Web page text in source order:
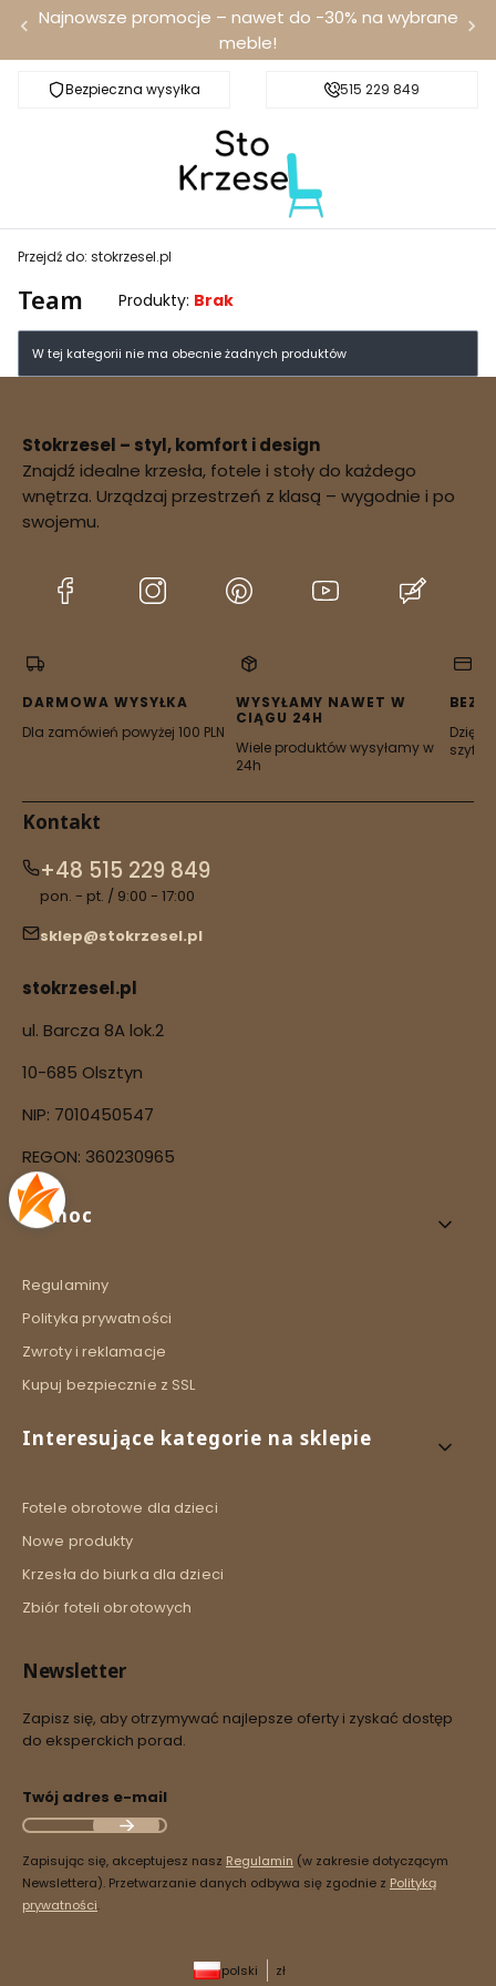
Najnowsze promocje – nawet do -30% na wybrane
meble!
Bezpieczna wysyłka Darmowa dostawa od 100 zł
515 229 849
Przejdź do: stokrzesel.pl
Team Produkty: Brak
W tej kategorii nie ma obecnie żadnych produktów
Stokrzesel – styl, komfort i design
Znajdź idealne krzesła, fotele i stoły do każdego
wnętrza. Urządzaj przestrzeń z klasą – wygodnie i po
swojemu.
(Otwiera (Otwiera (Otwiera
nowej
(Otwiera
nowej
DARMOWA WYSYŁKA
Dla zamówień powyżej 100 PLN
WYSYŁAMY NAWET W
CIĄGU 24H
Wiele produktów wysyłamy w
24h
Dzięki
Kontakt
+48 515 229 849
pon. - pt. / 9:00 - 17:00
sklep@stokrzesel.pl
stokrzesel.pl
ul. Barcza 8A lok.2
10-685 Olsztyn
NIP: 7010450547
REGON: 360230965
Linki w stopce
Pomoc
Regulaminy
Polityka prywatności
Zwroty i reklamacje
Kupuj bezpiecznie z SSL
Interesujące kategorie na sklepie
Fotele obrotowe dla dzieci
Nowe produkty
Krzesła do biurka dla dzieci
Zbiór foteli obrotowych
Newsletter
Zapisz się, aby otrzymywać najlepsze oferty i zyskać dostęp
do eksperckich porad.
Twój adres e-mail
Zapisując się, akceptujesz nasz Regulamin (w zakresie dotyczącym
Newslettera). Przetwarzanie danych odbywa się zgodnie z Polityką
prywatności.
polski zł